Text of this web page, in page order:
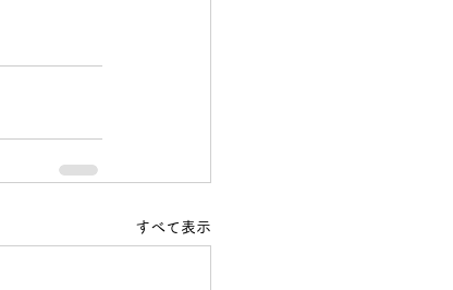
すべて表示